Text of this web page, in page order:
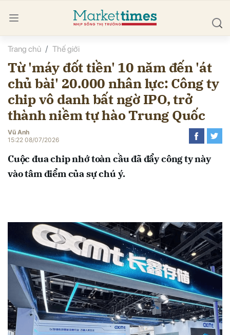
Trang chủ Thế giới
Từ 'máy đốt tiền' 10 năm đến 'át
chủ bài' 20.000 nhân lực: Công ty
chip vô danh bất ngờ IPO, trở
thành niềm tự hào Trung Quốc
Vũ Anh
15:22 08/07/2026
Cuộc đua chip nhớ toàn cầu đã đẩy công ty này
vào tâm điểm của sự chú ý.
luận